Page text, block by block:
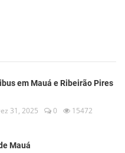
em Mauá e Ribeirão Pires
31, 2025 0 15472
Mauá